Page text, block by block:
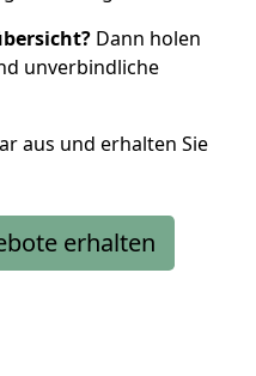
Dann holen
unverbindliche
aus und erhalten Sie
erhalten